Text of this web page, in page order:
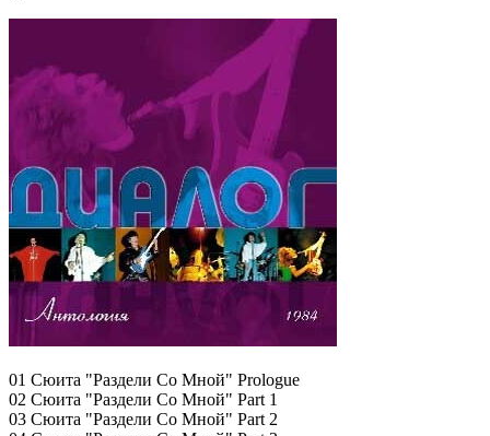
01 Сюита "Раздели Со Мной" Prologue
02 Сюита "Раздели Со Мной" Part 1
03 Сюита "Раздели Со Мной" Part 2